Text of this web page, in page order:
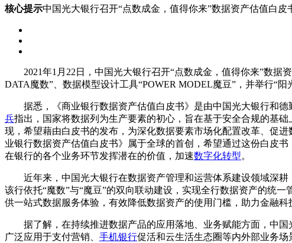
核心提示中国光大银行召开“点数成金，值得你来”数据资产估值白
2021年1月22日，中国光大银行召开“点数成金，值得你来”数
DATA魔数”、数据模型设计工具“POWER MODEL魔豆”，并举行“
据悉，《商业银行数据资产估值白皮书》是由中国光大银行和
兵指出，国家将数据列为生产要素的初心，旨在基于安全合规的基
现，希望藉由白皮书的发布，为深化数据要素市场化配置改革、促
业银行数据资产估值白皮书》属于全球的首创，希望通过这份白皮
在银行的各个业务环节发挥潜在的价值，加速数字化转型。
近年来，中国光大银行在数据资产管理和运营体系建设领域深
该行依托“魔数”与“魔豆”的双向联动建设，实现全行数据资产的统
供一站式数据服务体验，有效降低数据资产的使用门槛，助力金融科
据了解，在持续推进数据产品的应用落地、业务赋能方面，中国
广泛应用于支付营销、 手机银行促活和云生活生态圈等内外部业务